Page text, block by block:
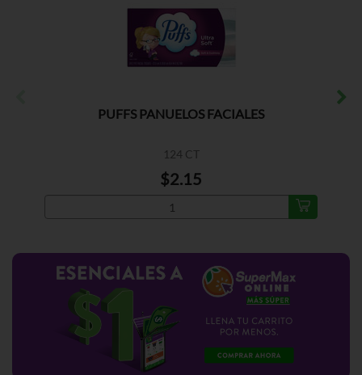
PUFFS PANUELOS FACIALES
124 CT
$2.15